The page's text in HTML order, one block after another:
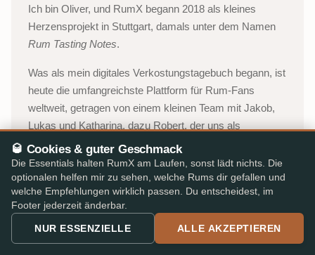
Ich bin Oliver, und RumX begann 2018 als kleines
Herzensprojekt in Stuttgart, damals unter dem Namen
Rum Tasting Notes.
Was als mein digitales Verkostungstagebuch begann, ist
heute die umfangreichste Plattform für Rum-Fans
weltweit, getragen von einem kleinen Team mit Jakob,
Lukas und Katharina, dazu Robert, der uns als
Freelancer unterstützt. Wir verbinden die kollektive
Intelligenz unserer Community mit einem integrierten
Marktplatz, damit du mit Vertrauen wählen kannst, ohne
Papierkram, Umwege oder Fachjargon.
🥃 Cookies & guter Geschmack
Die Essentials halten RumX am Laufen, sonst lädt nichts. Die
optionalen helfen mir zu sehen, welche Rums dir gefallen und
welche Empfehlungen wirklich passen. Du entscheidest, im
Footer jederzeit änderbar.
NUR ESSENZIELLE ALLE AKZEPTIEREN